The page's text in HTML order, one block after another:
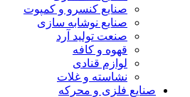
صنایع کنسرو و کمپوت
صنایع نوشابه سازی
صنعت تولید آرد
قهوه و کافه
لوازم قنادی
نشاسته و غلات
صنایع فلزی و محرکه